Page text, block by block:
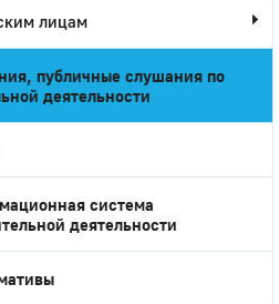
лицам
публичные слушания по
деятельности
система
деятельности